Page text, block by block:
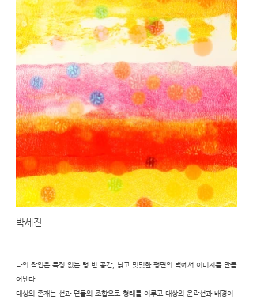
박세진
나의 작업은 특징 없는 텅 빈 공간, 낡고 밋밋한 평면의 벽에서 이미지를 만들
어낸다.
대상의 존재는 선과 면들의 조합으로 형태를 이루고 대상의 윤곽선과 배경이